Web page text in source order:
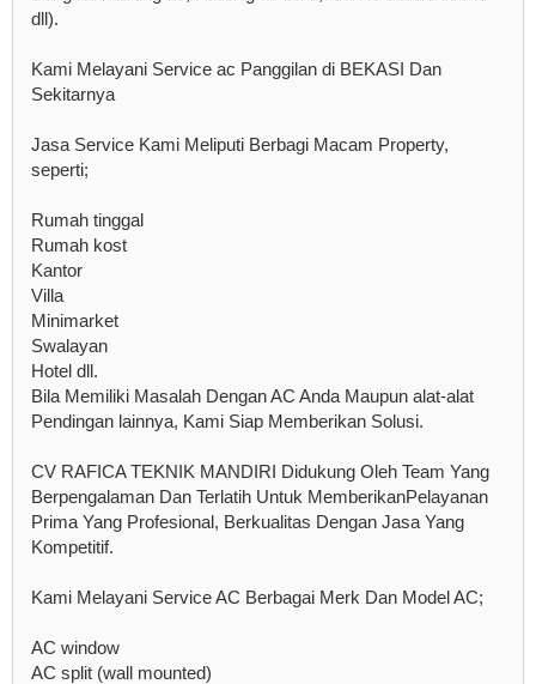
dll).
Kami Melayani Service ac Panggilan di BEKASI Dan
Sekitarnya
Jasa Service Kami Meliputi Berbagi Macam Property,
seperti;
Rumah tinggal
Rumah kost
Kantor
Villa
Minimarket
Swalayan
Hotel dll.
Bila Memiliki Masalah Dengan AC Anda Maupun alat-alat
Pendingan lainnya, Kami Siap Memberikan Solusi.
CV RAFICA TEKNIK MANDIRI Didukung Oleh Team Yang
Berpengalaman Dan Terlatih Untuk MemberikanPelayanan
Prima Yang Profesional, Berkualitas Dengan Jasa Yang
Kompetitif.
Kami Melayani Service AC Berbagai Merk Dan Model AC;
AC window
AC split (wall mounted)